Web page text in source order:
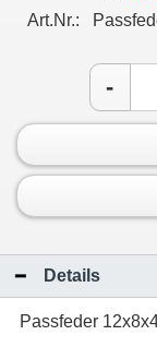
Art.Nr.:
-
Details
Passfeder